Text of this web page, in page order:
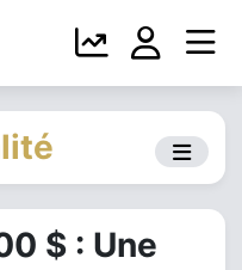
$ : Une